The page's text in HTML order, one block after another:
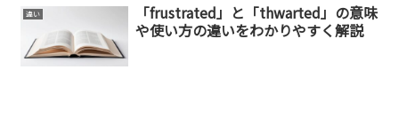
違い
「frustrated」と「thwarted」の意味
や使い方の違いをわかりやすく解説